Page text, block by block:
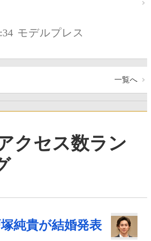
モデルプレス
一覧へ
クセス数ラン
純貴が結婚発表